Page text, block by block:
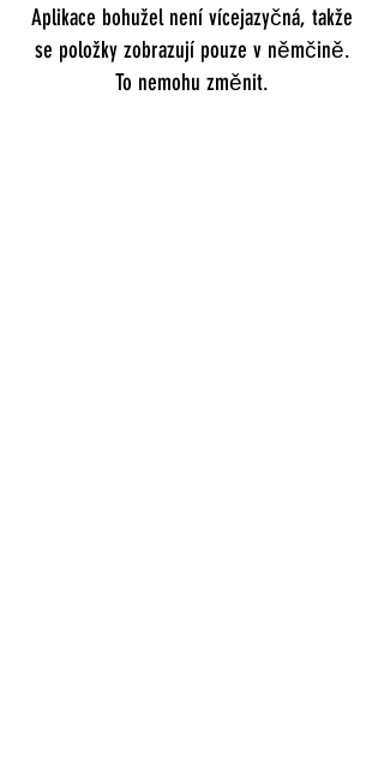
Aplikace bohužel není vícejazyčná, takže
se položky zobrazují pouze v němčině.
To nemohu změnit.